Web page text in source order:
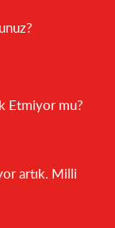
Etmiyor mu?
artık. Milli